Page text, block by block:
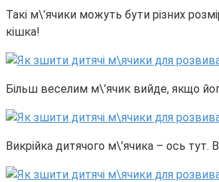
Такі м\’ячики можуть бути різних
кішка!
Більш веселим м\’ячик вийде, якщо
Викрійка дитячого м\’ячика – ось тут.